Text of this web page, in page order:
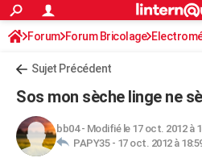
ACTUALITÉS
Politique
Société
Faits Divers
Education
Monde
Villes
+
FINANCE
Retraite
Impôts
Epargne
Immobilier
Risques naturels par ville
Banque
Assurance
Crédit
AUTO
Forum Forum Bricolage
Sujet Précédent
Sos mon sèche linge ne
bb04- Modifié le 17 oct. 2012 à
PAPY35 - 17 oct. 2012 à